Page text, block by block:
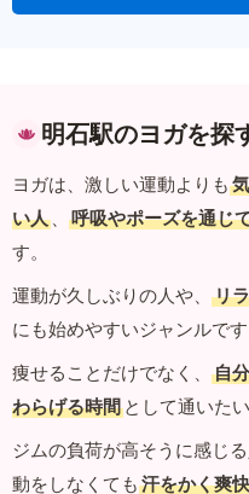
明石駅のヨガを探
ヨガは、激しい運動よりも
い人 、 呼吸やポーズを通じ
す。
運動が久しぶりの人や、
リ
にも始めやすいジャンルです
痩せることだけでなく、
自
わらげる時間 として通いた
ジムの負荷が高そうに感じ
動をしなくても 汗をかく爽